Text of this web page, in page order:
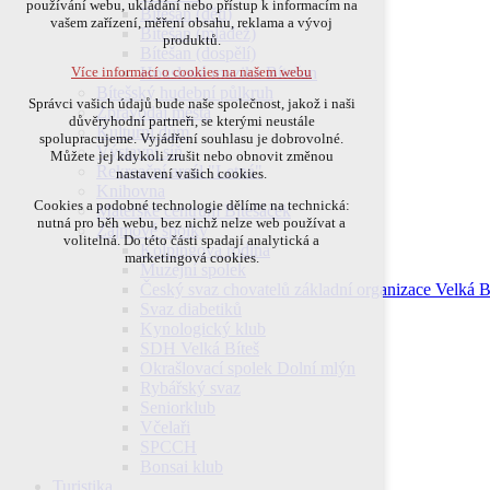
Bítešan (děti)
Bítešan (mládež)
Bítešan (dospělí)
Houslová muzika Bítešan
Zpravodaj města
Kulturní dům
Výstavní síň
Rekreační areál "Letná"
Mateřské centrum Bítešáček
Zájmové spolky
Kolpingova rodina
Muzejní spolek
Český svaz chovatelů základní organizace Velká
přihlášení, volby jazyka, apod.
analytická pro anonymizované vyhodnocení
návštěvnosti
marketingová cookies (Google)
Více informací o cookies na našem webu
Přijmout všechny cookies
Odmítnout vše
používání webu, ukládání nebo přístup k informacím na
vašem zařízení, měření obsahu, reklama a vývoj
produktů.
Více informací o cookies na našem webu
Správci vašich údajů bude naše společnost, jakož i naši
důvěryhodní partneři, se kterými neustále
spolupracujeme. Vyjádření souhlasu je dobrovolné.
Můžete jej kdykoli zrušit nebo obnovit změnou
nastavení vašich cookies.
Cookies a podobné technologie dělíme na technická:
nutná pro běh webu, bez nichž nelze web používat a
volitelná. Do této části spadají analytická a
marketingová cookies.